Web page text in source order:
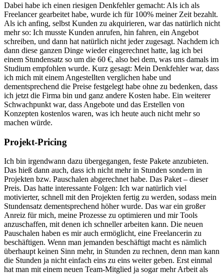
Dabei habe ich einen riesigen Denkfehler gemacht: Als ich als
Freelancer gearbeitet habe, wurde ich für 100% meiner Zeit bezahlt.
Als ich anfing, selbst Kunden zu akquirieren, war das natürlich nicht
mehr so: Ich musste Kunden anrufen, hin fahren, ein Angebot
schreiben, und dann hat natürlich nicht jeder zugesagt. Nachdem ich
dann diese ganzen Dinge wieder eingerechnet hatte, lag ich bei
einem Stundensatz so um die 60 €, also bei dem, was uns damals im
Studium empfohlen wurde. Kurz gesagt: Mein Denkfehler war, dass
ich mich mit einem Angestellten verglichen habe und
dementsprechend die Preise festgelegt habe ohne zu bedenken, dass
ich jetzt die Firma bin und ganz andere Kosten habe. Ein weiterer
Schwachpunkt war, dass Angebote und das Erstellen von
Konzepten kostenlos waren, was ich heute auch nicht mehr so
machen würde.
Projekt-Pricing
Ich bin irgendwann dazu übergegangen, feste Pakete anzubieten.
Das hieß dann auch, dass ich nicht mehr in Stunden sondern in
Projekten bzw. Pauschalen abgerechnet habe. Das Paket – dieser
Preis. Das hatte interessante Folgen: Ich war natürlich viel
motivierter, schnell mit den Projekten fertig zu werden, sodass mein
Stundensatz dementsprechend höher wurde. Das war ein großer
Anreiz für mich, meine Prozesse zu optimieren und mir Tools
anzuschaffen, mit denen ich schneller arbeiten kann. Die neuen
Pauschalen haben es mir auch ermöglicht, eine Freelancerin zu
beschäftigen. Wenn man jemanden beschäftigt macht es nämlich
überhaupt keinen Sinn mehr, in Stunden zu rechnen, denn man kann
die Stunden ja nicht einfach eins zu eins weiter geben. Erst einmal
hat man mit einem neuen Team-Mitglied ja sogar mehr Arbeit als